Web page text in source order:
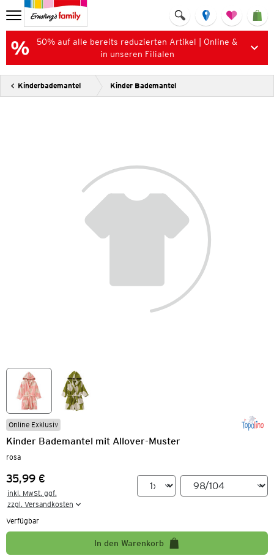
50% auf alle bereits reduzierten Artikel | Online &
in unseren Filialen
Kinderbademantel Kinder Bademantel
Online Exklusiv
Kinder Bademantel mit Allover-Muster
rosa
Preis:
35,99 €
inkl. MwSt. ggf.
zzgl. Versandkosten
Verfügbar
In den Warenkorb